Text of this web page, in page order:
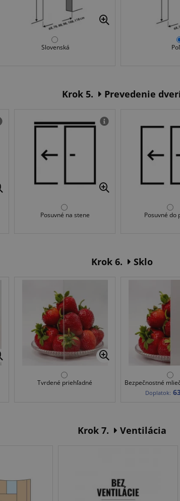
Slovenská
Krok 5. Prevedenie
Posuvné na stene Posuvné do
Krok 6. Sklo
Tvrdené priehľadné Bezpečnostné
Doplatok:
Krok 7. Ventilácia